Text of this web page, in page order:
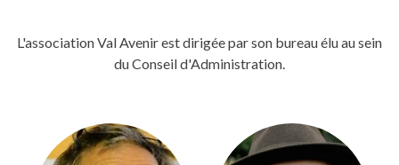
L'association Val Avenir est dirigée par son bureau élu au sein
du Conseil d'Administration.